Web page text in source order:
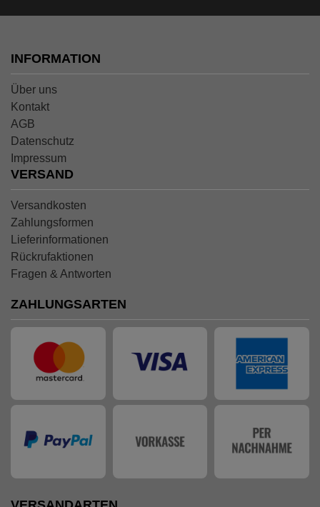
INFORMATION
Über uns
Kontakt
AGB
Datenschutz
Impressum
VERSAND
Versandkosten
Zahlungsformen
Lieferinformationen
Rückrufaktionen
Fragen & Antworten
ZAHLUNGSARTEN